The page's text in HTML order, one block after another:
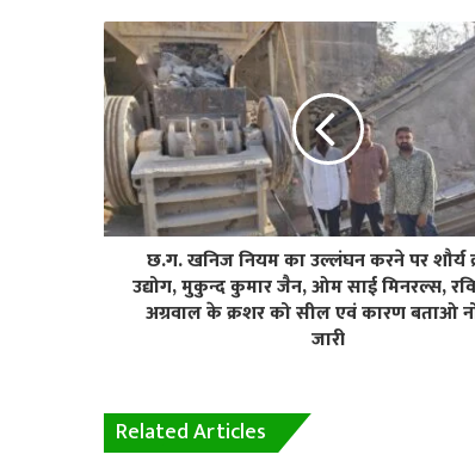
छ.ग. खनिज नियम का उल्लंघन करने पर शौर्य
उद्योग, मुकुन्द कुमार जैन, ओम साई मिनरल्स,
अग्रवाल के क्रशर को सील एवं कारण बताओ
जारी
Related Articles